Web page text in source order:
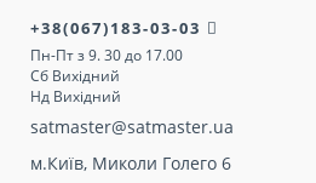
+38(067)183-03-03
Пн-Пт з 9. 30 до 17.00
Сб Вихідний
Нд Вихідний
satmaster@satmaster.ua
м.Київ, Миколи Голего 6